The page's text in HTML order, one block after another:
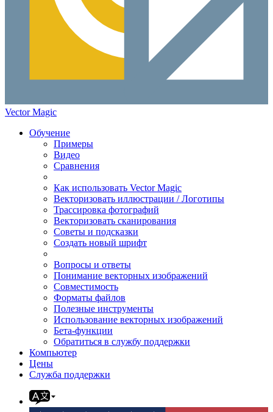
Vector Magic
Обучение
Примеры
Видео
Сравнения
Как использовать Vector Magic
Векторизовать иллюстрации / Логотипы
Трассировка фотографий
Векторизовать сканирования
Советы и подсказки
Создать новый шрифт
Вопросы и ответы
Понимание векторных изображений
Совместимость
Форматы файлов
Полезные инструменты
Использование векторных изображений
Бета-функции
Обратиться в службу поддержки
Компьютер
Цены
Служба поддержки